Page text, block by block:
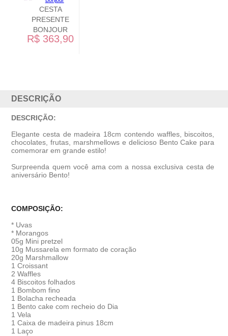
DESCRIÇÃO
DESCRIÇÃO:
Elegante cesta de madeira 18cm contendo waffles, biscoitos,
chocolates, frutas, marshmellows e delicioso Bento Cake para
comemorar em grande estilo!
Surpreenda quem você ama com a nossa exclusiva cesta de
aniversário Bento!
COMPOSIÇÃO:
* Uvas
* Morangos
05g Mini pretzel
10g Mussarela em formato de coração
20g Marshmallow
1 Croissant
2 Waffles
4 Biscoitos folhados
1 Bombom fino
1 Bolacha recheada
1 Bento cake com recheio do Dia
1 Vela
1 Caixa de madeira pinus 18cm
1 Laço